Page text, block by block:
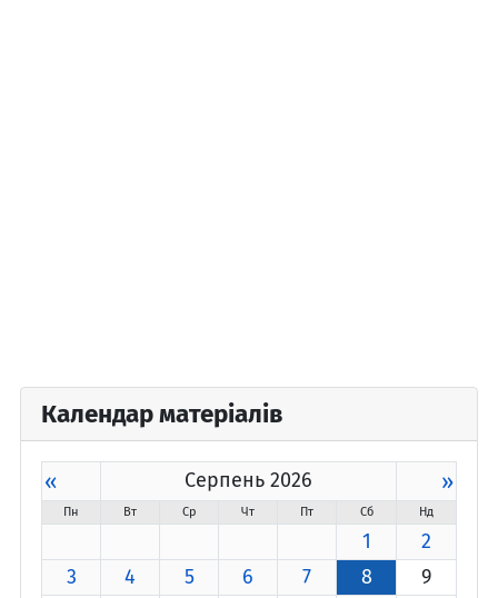
Календар матеріалів
« Серпень 2026 »
Пн Вт Ср Чт Пт Сб Нд
1
2
3
4 5 6 7 8
9